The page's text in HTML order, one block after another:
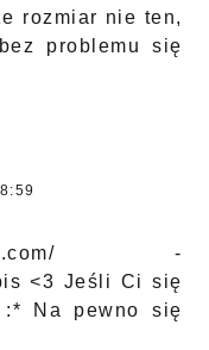
rozmiar nie ten,
problemu się
-
<3 Jeśli Ci się
:* Na pewno się